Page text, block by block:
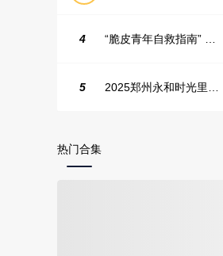
4 “脆皮青年自救指南” 五一城市解压生活节活动策划案
5 2025郑州永和时光里高校街舞大赛活动策划方案
热门合集